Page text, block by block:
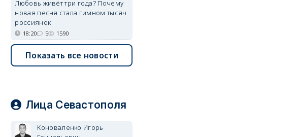
Любовь живёт три года? Почему
новая песня стала гимном тысяч
россиянок
18:20 5 1590
Показать все новости
Лица Севастополя
Коноваленко Игорь